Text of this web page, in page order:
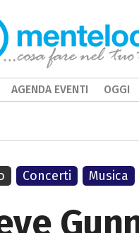
Concerti Musica
AGENDA EVENTI OGGI